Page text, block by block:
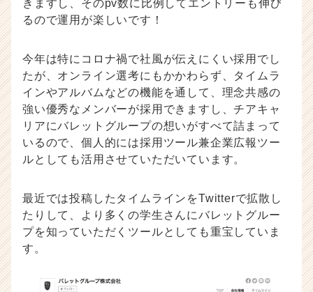
きますし、そのpv数に比例してエントリーも伸び
るので運用が楽しいです！
今年は特にコロナ禍で社風が伝えにくい採用でし
たが、オンライン選考にもかかわらず、タイムラ
インやアルバムなどの機能を通して、理念共感の
強い優秀なメンバーが採用できますし、チアキャ
リアにバレットグループの想いがすべて詰まって
いるので、個人的には採用ツール兼企業広報ツー
ルとしても活用させていただいています。
最近では投稿したタイムラインをTwitterで拡散し
たりして、より多くの学生さんにバレットグルー
プを知っていただくツールとしても重宝していま
す。